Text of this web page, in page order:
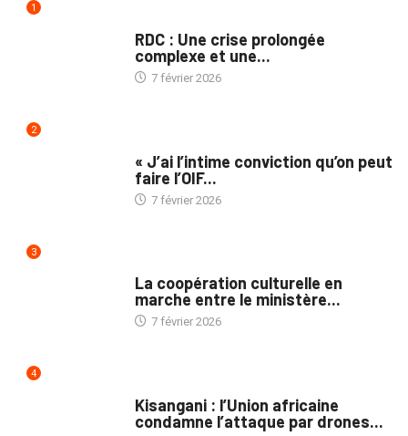
1
RDC : Une crise prolongée
complexe et une...
7 février 2026
2
« J’ai l’intime conviction qu’on peut
faire l’OIF...
7 février 2026
3
La coopération culturelle en
marche entre le ministère...
7 février 2026
4
Kisangani : l’Union africaine
condamne l’attaque par drones...